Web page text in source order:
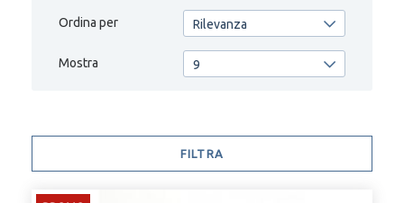
Ordina per Rilevanza
Mostra 9
FILTRA